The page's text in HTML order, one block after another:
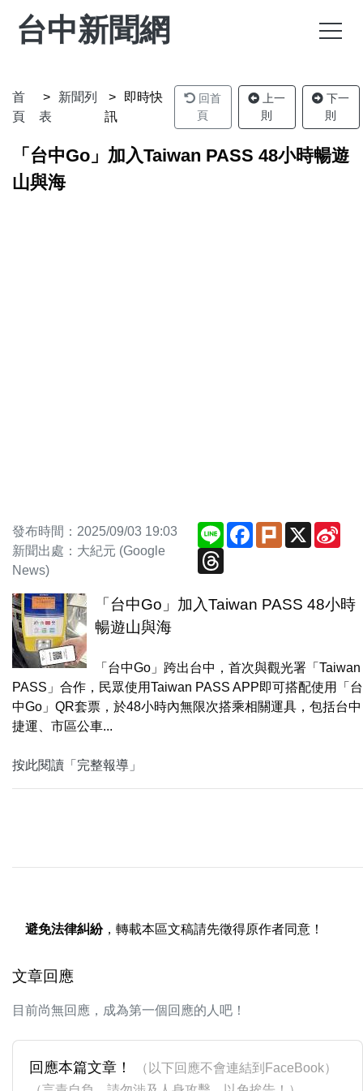
台中新聞網
首
頁
新聞列
表
即時快
訊
回首
頁
上一
則
下一
則
「台中Go」加入Taiwan PASS 48小時暢遊
山與海
發布時間：2025/09/03 19:03
新聞出處：大紀元 (Google
News)
Line Facebook
Plurk X
「台中Go」加入Taiwan PASS 48小時
暢遊山與海
「台中Go」跨出台中，首次與觀光署「Taiwan
PASS」合作，民眾使用Taiwan PASS APP即可搭配使用「台
中Go」QR套票，於48小時內無限次搭乘相關運具，包括台中
捷運、市區公車...
按此閱讀「完整報導」
避免法律糾紛，轉載本區文稿請先徵得原作者同意！
文章回應
目前尚無回應，成為第一個回應的人吧！
回應本篇文章！
（以下回應不會連結到FaceBook）